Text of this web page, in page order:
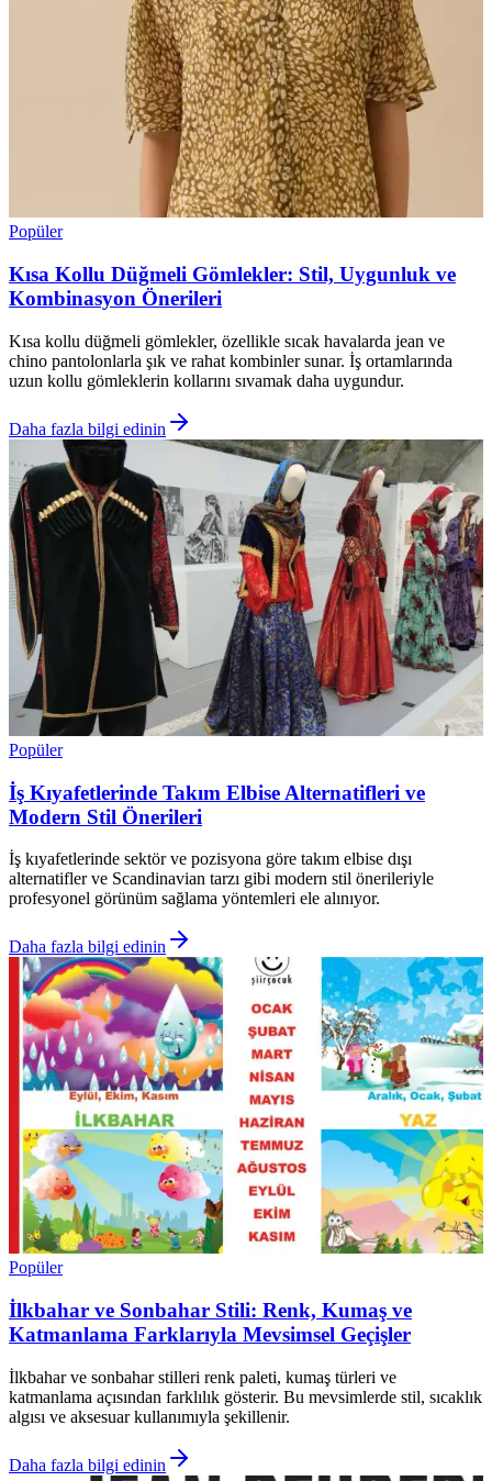
Popüler
Kısa Kollu Düğmeli Gömlekler: Stil, Uygunluk ve
Kombinasyon Önerileri
Kısa kollu düğmeli gömlekler, özellikle sıcak havalarda jean ve
chino pantolonlarla şık ve rahat kombinler sunar. İş ortamlarında
uzun kollu gömleklerin kollarını sıvamak daha uygundur.
Daha fazla bilgi edinin
Popüler
İş Kıyafetlerinde Takım Elbise Alternatifleri ve
Modern Stil Önerileri
İş kıyafetlerinde sektör ve pozisyona göre takım elbise dışı
alternatifler ve Scandinavian tarzı gibi modern stil önerileriyle
profesyonel görünüm sağlama yöntemleri ele alınıyor.
Daha fazla bilgi edinin
Popüler
İlkbahar ve Sonbahar Stili: Renk, Kumaş ve
Katmanlama Farklarıyla Mevsimsel Geçişler
İlkbahar ve sonbahar stilleri renk paleti, kumaş türleri ve
katmanlama açısından farklılık gösterir. Bu mevsimlerde stil, sıcaklık
algısı ve aksesuar kullanımıyla şekillenir.
Daha fazla bilgi edinin